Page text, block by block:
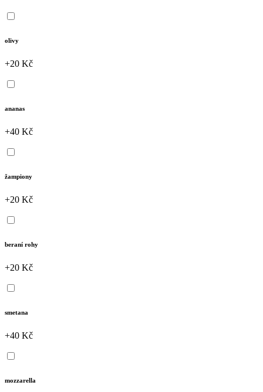
olivy
+20 Kč
ananas
+40 Kč
žampiony
+20 Kč
beraní rohy
+20 Kč
smetana
+40 Kč
mozzarella